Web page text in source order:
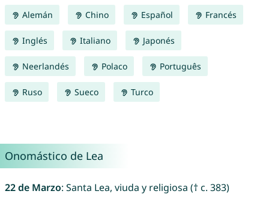
Alemán Chino Español Francés
Inglés Italiano Japonés
Neerlandés Polaco Português
Ruso Sueco Turco
Onomástico de Lea
22 de Marzo: Santa Lea, viuda y religiosa († c. 383)